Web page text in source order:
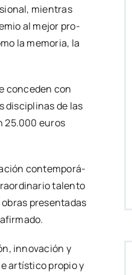
mien­tras
al mejor pro­
la memo­ria, la
con­ce­den con
dis­ci­pli­nas de las
25.000 euros
con­tem­po­rá­
talen­to
pre­sen­ta­das
inno­va­ción y
artís­ti­co pro­pio y